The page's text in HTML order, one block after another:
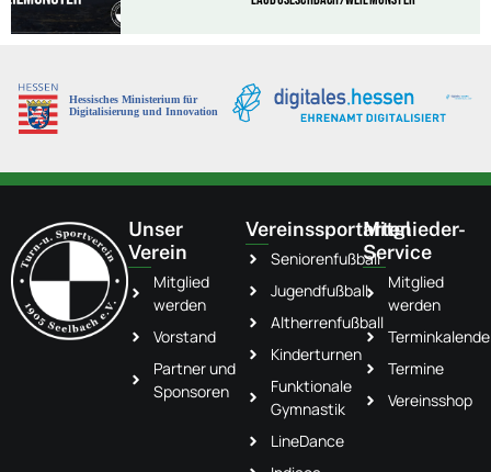
Unser
Verein
Mitglied
werden
Vorstand
Partner und
Sponsoren
Vereinssportarten
Seniorenfußball
Jugendfußball
Altherrenfußball
Kinderturnen
Funktionale
Gymnastik
LineDance
Mitglieder-
Service
Mitglied
werden
Termine
Vereinsshop